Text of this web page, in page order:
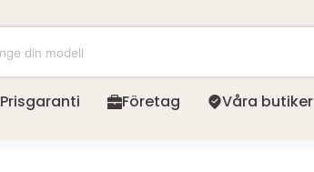
Prisgaranti Företag Våra butiker